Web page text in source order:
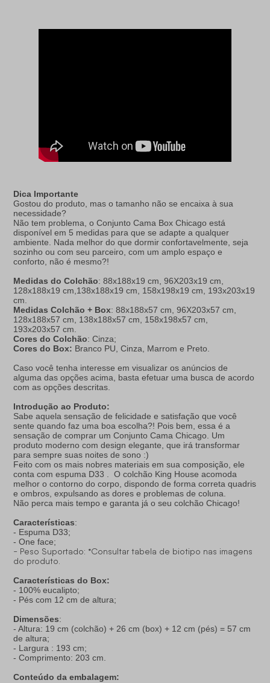
Dica Importante
Gostou do produto, mas o tamanho não se encaixa à sua
necessidade?
Não tem problema, o Conjunto Cama Box Chicago está
disponível em 5 medidas para que se adapte a qualquer
ambiente. Nada melhor do que dormir confortavelmente, seja
sozinho ou com seu parceiro, com um amplo espaço e
conforto, não é mesmo?!
Medidas do Colchão: 88x188x19 cm, 96X203x19 cm,
128x188x19 cm,138x188x19 cm, 158x198x19 cm, 193x203x19
cm.
Medidas Colchão + Box: 88x188x57 cm, 96X203x57 cm,
128x188x57 cm, 138x188x57 cm, 158x198x57 cm,
193x203x57 cm.
Cores do Colchão: Cinza;
Cores do Box: Branco PU, Cinza, Marrom e Preto.
Caso você tenha interesse em visualizar os anúncios de
alguma das opções acima, basta efetuar uma busca de acordo
com as opções descritas.
Introdução ao Produto:
Sabe aquela sensação de felicidade e satisfação que você
sente quando faz uma boa escolha?! Pois bem, essa é a
sensação de comprar um Conjunto Cama Chicago. Um
produto moderno com design elegante, que irá transformar
para sempre suas noites de sono :)
Feito com os mais nobres materiais em sua composição, ele
conta com espuma D33 . O colchão King House acomoda
melhor o contorno do corpo, dispondo de forma correta quadris
e ombros, expulsando as dores e problemas de coluna.
Não perca mais tempo e garanta já o seu colchão Chicago!
Características:
- Espuma D33;
- One face;
- Peso Suportado: *Consultar tabela de biotipo nas imagens
do produto.
Características do Box:
- 100% eucalipto;
- Pés com 12 cm de altura;
Dimensões:
- Altura: 19 cm (colchão) + 26 cm (box) + 12 cm (pés) = 57 cm
de altura;
- Largura : 193 cm;
- Comprimento: 203 cm.
Conteúdo da embalagem: